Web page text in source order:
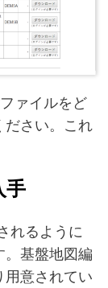
ァイルをど
ださい。これ
手
れるように
。基盤地図編
用意されてい